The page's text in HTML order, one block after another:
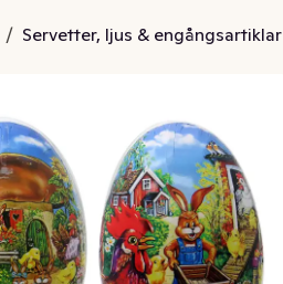
/ Servetter, ljus & engångsartiklar